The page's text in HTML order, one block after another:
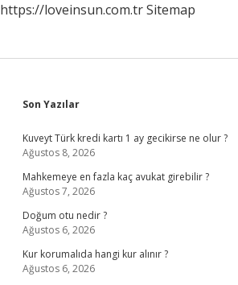
https://loveinsun.com.trSitemap
Sidebar
Son Yazılar
Kuveyt Türk kredi kartı 1 ay gecikirse ne olur ?
Ağustos 8, 2026
Mahkemeye en fazla kaç avukat girebilir ?
Ağustos 7, 2026
Doğum otu nedir ?
Ağustos 6, 2026
Kur korumalıda hangi kur alınır ?
Ağustos 6, 2026